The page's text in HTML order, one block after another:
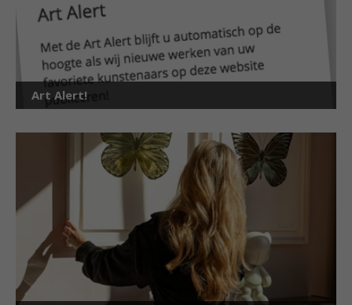
Art Alert!